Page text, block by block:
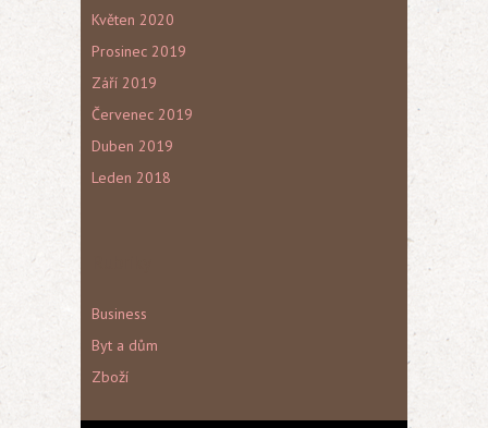
Květen 2020
Prosinec 2019
Září 2019
Červenec 2019
Duben 2019
Leden 2018
Business
Byt a dům
Zboží